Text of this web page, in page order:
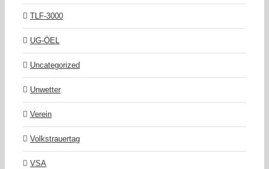
TLF-3000
UG-ÖEL
Uncategorized
Unwetter
Verein
Volkstrauertag
VSA